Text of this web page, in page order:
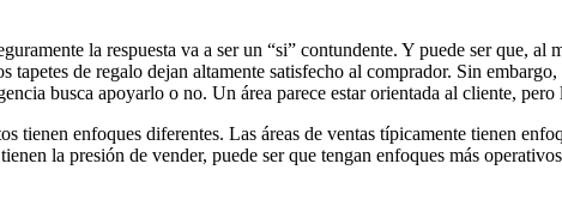
la respuesta va a ser un “si” contundente. Y puede ser que,
de regalo dejan altamente satisfecho al comprador. Sin
busca apoyarlo o no. Un área parece estar orientada al cliente, pero
tienen enfoques diferentes. Las áreas de ventas típicamente tienen
la presión de vender, puede ser que tengan enfoques más